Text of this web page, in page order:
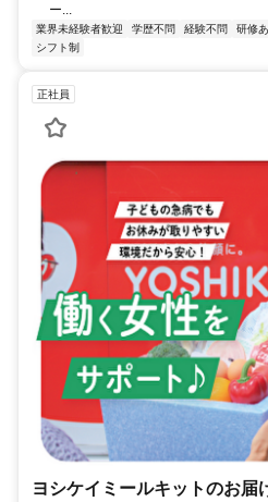
ー...
業界未経験者歓迎 学歴不問 経験不問 研修
シフト制
正社員
ヨシケイミールキットのお届